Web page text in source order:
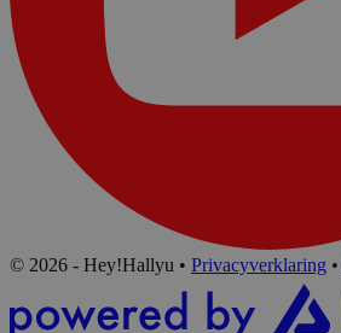
© 2026 - Hey!Hallyu • Privacyverklaring •